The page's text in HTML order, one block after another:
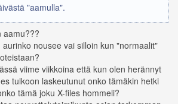
"aamulla".
aamu???
nousee vai silloin kun "normaalit"
viime viikkoina että kun olen herännyt
tulkoon laskeutunut onko tämäkin hetki
tämä joku X-files hommeli?